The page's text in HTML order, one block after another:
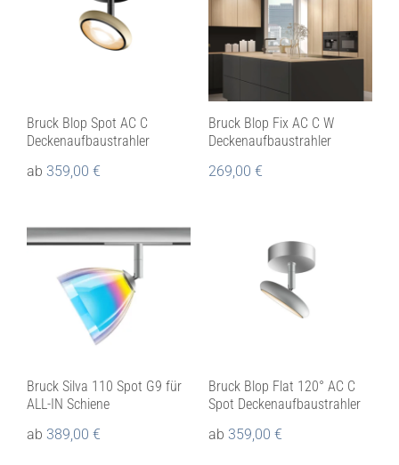
Bruck Blop Spot AC C
Deckenaufbaustrahler
ab 359,00 €
Bruck Blop Fix AC C W
Deckenaufbaustrahler
269,00 €
Bruck Silva 110 Spot G9 für
ALL-IN Schiene
ab 389,00 €
Bruck Blop Flat 120° AC C
Spot Deckenaufbaustrahler
ab 359,00 €